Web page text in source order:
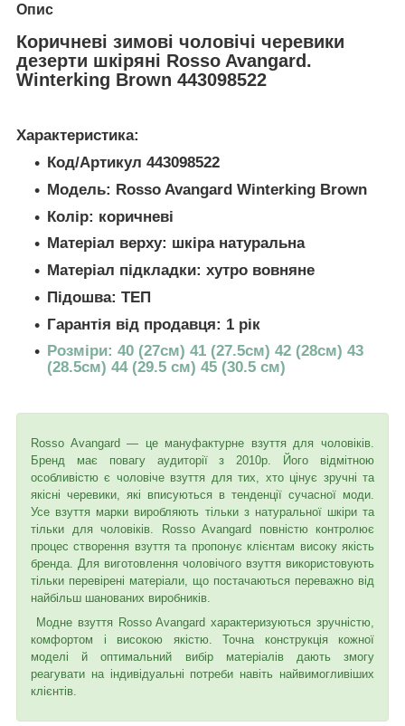
Опис
Коричневі зимові чоловічі черевики
дезерти шкіряні Rosso Avangard.
Winterking Brown 443098522
Характеристика:
Код/Артикул 443098522
Модель: Rosso Avangard Winterking Brown
Колір: коричневі
Матеріал верху: шкіра натуральна
Матеріал підкладки: хутро вовняне
Підошва: ТЕП
Гарантія від продавця: 1 рік
Розміри: 40 (27см) 41 (27.5см) 42 (28см) 43
(28.5см) 44 (29.5 см) 45 (30.5 см)
Rosso Avangard — це мануфактурне взуття для чоловіків.
Бренд має повагу аудиторії з 2010р. Його відмітною
особливістю є чоловіче взуття для тих, хто цінує зручні та
якісні черевики, які вписуються в тенденції сучасної моди.
Усе взуття марки виробляють тільки з натуральної шкіри та
тільки для чоловіків. Rosso Avangard повністю контролює
процес створення взуття та пропонує клієнтам високу якість
бренда. Для виготовлення чоловічого взуття використовують
тільки перевірені матеріали, що постачаються переважно від
найбільш шанованих виробників.
Модне взуття Rosso Avangard характеризуються зручністю,
комфортом і високою якістю. Точна конструкція кожної
моделі й оптимальний вибір матеріалів дають змогу
реагувати на індивідуальні потреби навіть найвимогливіших
клієнтів.